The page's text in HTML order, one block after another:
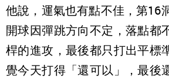
他說，運氣也有點不佳，第16
開球因彈跳方向不定，落點都
桿的進攻，最後都只打出平標
覺今天打得「還可以」，最後